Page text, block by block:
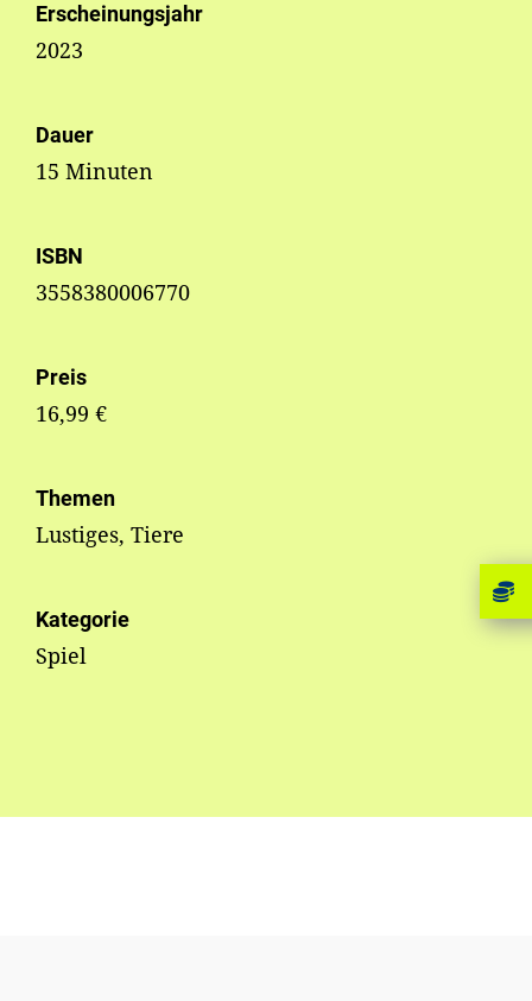
Erscheinungsjahr
2023
Dauer
15 Minuten
ISBN
3558380006770
Preis
16,99 €
Themen
Lustiges, Tiere
Kategorie
Spiel